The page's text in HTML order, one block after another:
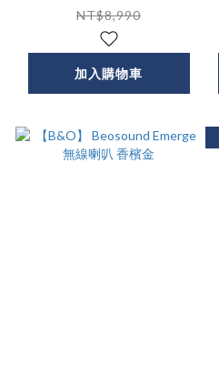
兩色
NT$8,990
加入購物車